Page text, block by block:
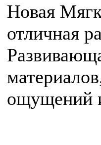
Новая
отличная
ощущений